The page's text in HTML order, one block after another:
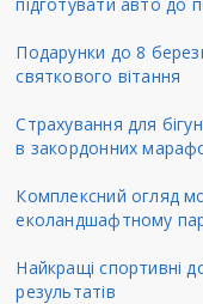
Подарунки до 8
святкового вітання
Страхування для
в закордонних
Комплексний огляд
еколандшафтному
Найкращі спортивні
результатів